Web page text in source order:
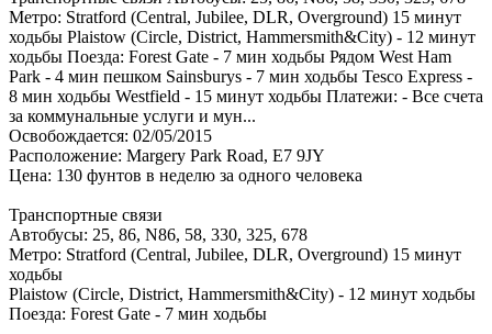
Метро: Stratford (Central, Jubilee, DLR, Overground) 15 минут
ходьбы Plaistow (Circle, District, Hammersmith&City) - 12 минут
ходьбы Поезда: Forest Gate - 7 мин ходьбы Рядом West Ham
Park - 4 мин пешком Sainsburys - 7 мин ходьбы Tesco Express -
8 мин ходьбы Westfield - 15 минут ходьбы Платежи: - Все счета
за коммунальные услуги и мун...
Освобождается: 02/05/2015
Расположение: Margery Park Road, E7 9JY
Цена: 130 фунтов в неделю за одного человека
Транспортные связи
Автобусы: 25, 86, N86, 58, 330, 325, 678
Метро: Stratford (Central, Jubilee, DLR, Overground) 15 минут
ходьбы
Plaistow (Circle, District, Hammersmith&City) - 12 минут ходьбы
Поезда: Forest Gate - 7 мин ходьбы